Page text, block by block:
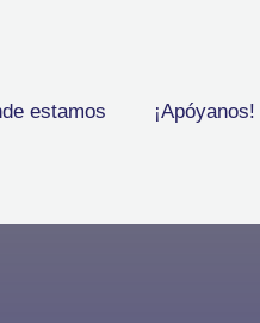
estamos ¡Apóyanos!